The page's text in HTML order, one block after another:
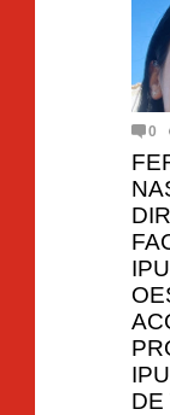
0
DE